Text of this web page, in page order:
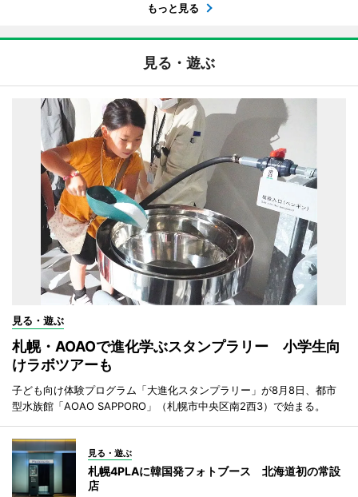
もっと見る
見る・遊ぶ
見る・遊ぶ
札幌・AOAOで進化学ぶスタンプラリー 小学生向
けラボツアーも
子ども向け体験プログラム「大進化スタンプラリー」が8月8日、都市
型水族館「AOAO SAPPORO」（札幌市中央区南2西3）で始まる。
見る・遊ぶ
札幌4PLAに韓国発フォトブース 北海道初の常設
店